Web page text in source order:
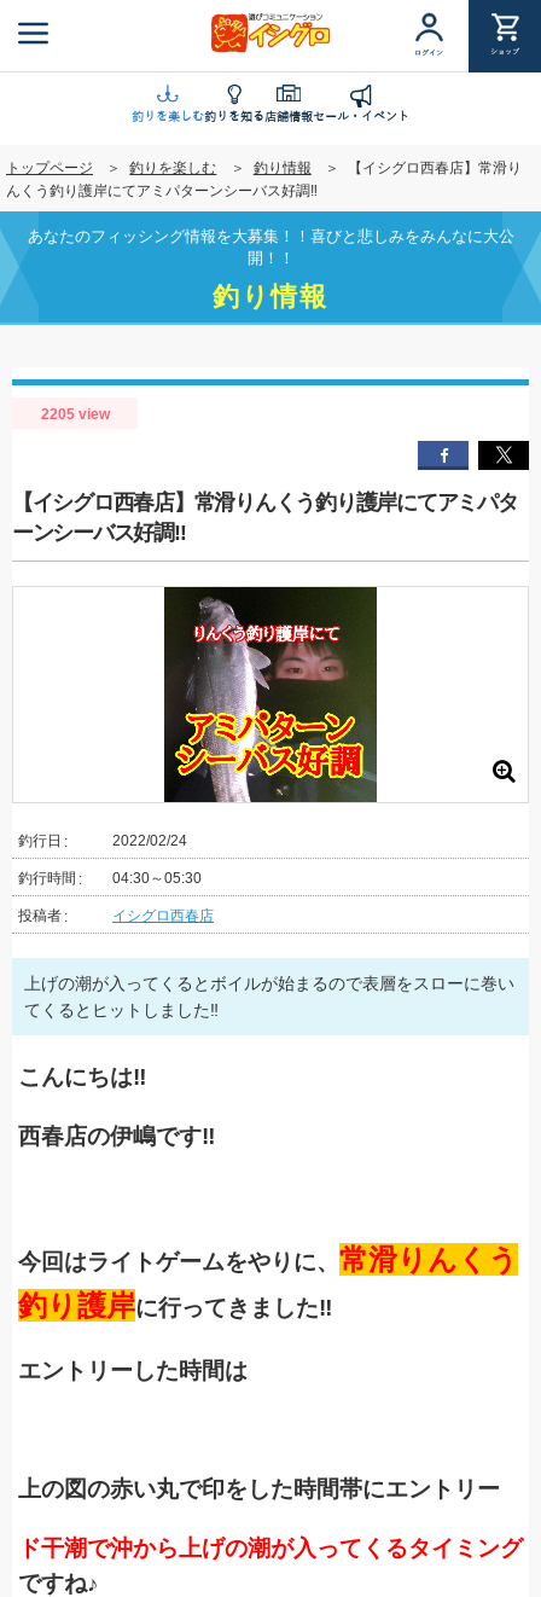
ン
ツ
移
動
ログイン ショップ
釣りを楽しむ釣りを知る店舗情報セール・イベント
トップページ 釣りを楽しむ 釣り情報
【イシグロ西春店】常滑り
んくう釣り護岸にてアミパターンシーバス好調‼
あなたのフィッシング情報を大募集！！喜びと悲しみをみんなに大公
開！！
釣り情報
2205 view
【イシグロ西春店】常滑りんくう釣り護岸にてアミパタ
ーンシーバス好調‼
釣行日 2022/02/24
釣行時間 04:30～05:30
投稿者 イシグロ西春店
上げの潮が入ってくるとボイルが始まるので表層をスローに巻い
てくるとヒットしました‼
こんにちは‼
西春店の伊嶋です‼
今回はライトゲームをやりに、 常滑りんくう
釣り護岸に行ってきました‼
エントリーした時間は
上の図の赤い丸で印をした時間帯にエントリー
ド干潮で沖から上げの潮が入ってくるタイミング
ですね♪